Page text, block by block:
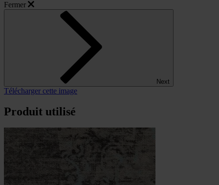
Fermer
Next
Télécharger cette image
Produit utilisé